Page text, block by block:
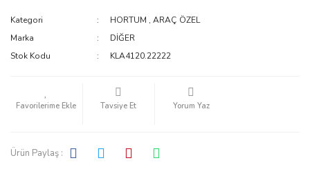
Kategori HORTUM ,ARAÇ ÖZEL
Marka
DİĞER
Stok Kodu
KLA4120.22222
Tavsiye Et Yorum Yaz
Ürün Paylaş :